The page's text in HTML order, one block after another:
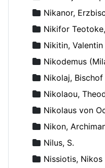
Nikanor,
Nikifor
Nikitin, Valentin
Nikodemus
Nikolaj,
Nikolaou,
Nikolaus von
Nikon,
Nilus, S.
Nissiotis, Nikos